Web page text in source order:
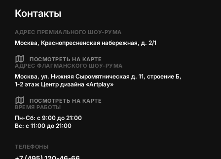
Контакты
АДРЕС ПРЕМИАЛЬНОГО ШОУ-РУМА
Москва, Краснопресненская набережная, д. 2/1
ПОСМОТРЕТЬ НА КАРТЕ
АДРЕС ФЛАГМАНСКОГО ШОУ-РУМА
Москва, ул. Нижняя Сыромятническая д. 11, строение Б,
1‑2 этаж Центр дизайна «Artplay»
ПОСМОТРЕТЬ НА КАРТЕ
ВРЕМЯ РАБОТЫ
Пн-Сб: с 9:00 до 21:00
Вс: с 11:00 до 21:00
ТЕЛЕФОНЫ